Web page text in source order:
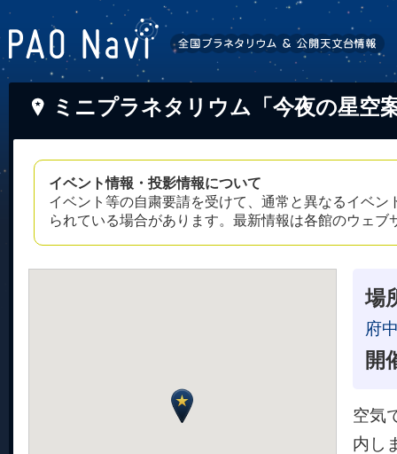
ミニプラネタリウム「今夜の星空
イベント情報・投影情報について
イベント等の自粛要請を受けて、通常と異なるイベ
られている場合があります。最新情報は各館のウェ
場
府
開
空気
内し